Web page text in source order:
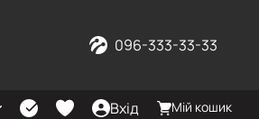
096-333-33-33
Вхід Мій кошик